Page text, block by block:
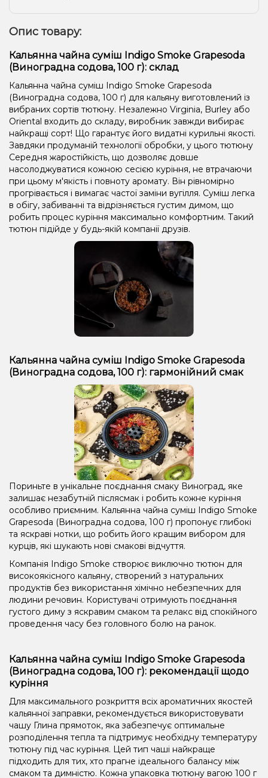
Опис товару:
Кальянна чайна суміш Indigo Smoke Grapesoda
(Виноградна содова, 100 г): склад
Кальянна чайна суміш Indigo Smoke Grapesoda
(Виноградна содова, 100 г) для кальяну виготовлений із
вибраних сортів тютюну. Незалежно Virginia, Burley або
Oriental входить до складу, виробник завжди вибирає
найкращі сорт! Що гарантує його видатні курильні якості.
Завдяки продуманій технології обробки, у цього тютюну
Середня жаростійкість, що дозволяє довше
насолоджуватися кожною сесією куріння, не втрачаючи
при цьому м'якість і повноту аромату. Він рівномірно
прогрівається і вимагає частої заміни вугілля. Суміш легка
в обігу, забиванні та відрізняється густим димом, що
робить процес куріння максимально комфортним. Такий
тютюн підійде у будь-якій компанії друзів.
Кальянна чайна суміш Indigo Smoke Grapesoda
(Виноградна содова, 100 г): гармонійний смак
Пориньте в унікальне поєднання смаку Виноград, яке
залишає незабутній післясмак і робить кожне куріння
особливо приємним. Кальянна чайна суміш Indigo Smoke
Grapesoda (Виноградна содова, 100 г) пропонує глибокі
та яскраві нотки, що робить його кращим вибором для
курців, які шукають нові смакові відчуття.
Компанія Indigo Smoke створює виключно тютюн для
високоякісного кальяну, створений з натуральних
продуктів без використання хімічно небезпечних для
людини речовин. Користувачі отримують поєднання
густого диму з яскравим смаком та релакс від спокійного
проведення часу без головного болю на ранок.
Кальянна чайна суміш Indigo Smoke Grapesoda
(Виноградна содова, 100 г): рекомендації щодо
куріння
Для максимального розкриття всіх ароматичних якостей
кальянної заправки, рекомендується використовувати
чашу Глина прямоток, яка забезпечує оптимальне
розподілення тепла та підтримує необхідну температуру
тютюну під час куріння. Цей тип чаші найкраще
підходить для тих, хто прагне ідеального балансу між
смаком та димністю. Кожна упаковка тютюну вагою 100 г